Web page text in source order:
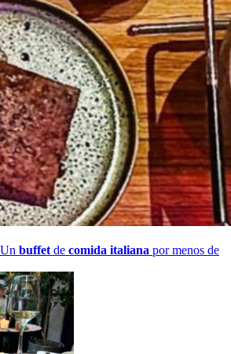
buffet de comida italiana por menos de